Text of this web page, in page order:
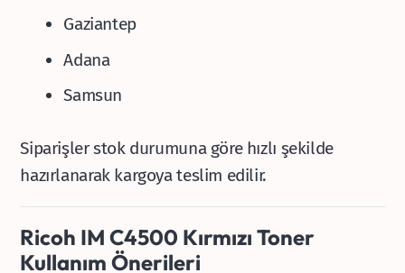
Gaziantep
Adana
Samsun
Siparişler stok durumuna göre hızlı şekilde
hazırlanarak kargoya teslim edilir.
Ricoh IM C4500 Kırmızı Toner
Kullanım Önerileri